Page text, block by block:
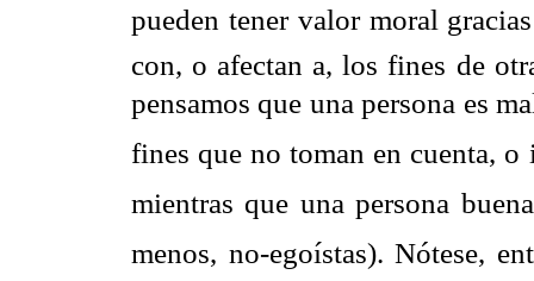
pueden tener valor moral
con, o afectan a, los fines de
pensamos que una persona es
fines que no toman en cuenta, o
mientras que una persona
menos, no-egoístas). Nótese,